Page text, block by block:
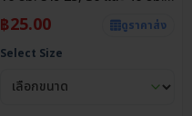
฿25.00
ดูราคาส่ง
Select Size